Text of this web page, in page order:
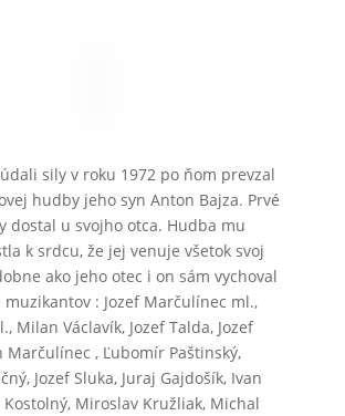
sily v roku 1972 po ňom prevzal
hudby jeho syn Anton Bajza. Prvé
dostal u svojho otca. Hudba mu
k srdcu, že jej venuje všetok svoj
ako jeho otec i on sám vychoval
muzikantov : Jozef Marčulínec ml.,
Milan Václavík, Jozef Talda, Jozef
Marčulínec , Ľubomír Paštinský,
Jozef Sluka, Juraj Gajdošík, Ivan
Miroslav Kružliak, Michal